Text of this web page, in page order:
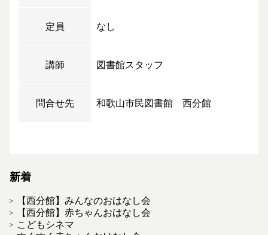
定員 なし
講師 図書館スタッフ
問合せ先 和歌山市民図書館 西分館
新着
【西分館】みんなのおはなし会
【西分館】赤ちゃんおはなし会
こどもシネマ